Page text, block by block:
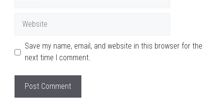
Save my name, email, and website in this browser for the
next time I comment.